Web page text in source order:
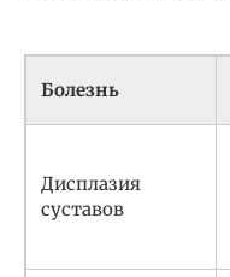
Болезнь
Дисплазия
суставов